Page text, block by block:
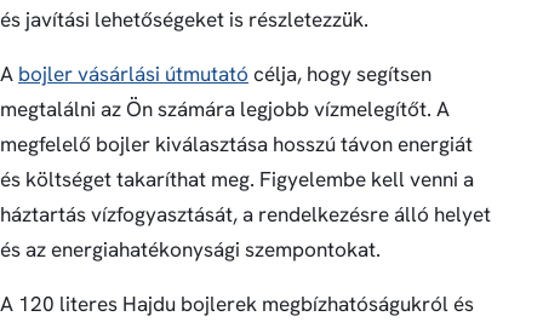
és javítási lehetőségeket is részletezzük.
A bojler vásárlási útmutató célja, hogy segítsen
megtalálni az Ön számára legjobb vízmelegítőt. A
megfelelő bojler kiválasztása hosszú távon energiát
és költséget takaríthat meg. Figyelembe kell venni a
háztartás vízfogyasztását, a rendelkezésre álló helyet
és az energiahatékonysági szempontokat.
A 120 literes Hajdu bojlerek megbízhatóságukról és